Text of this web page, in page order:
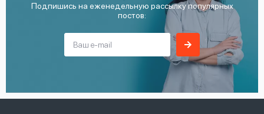
Подпишись на еженедельную рассылку популярных
постов: